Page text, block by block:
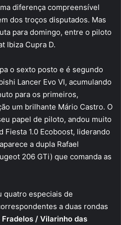
diferença compreensível
dos troços disputados. Mas
para domingo, entre o piloto
Ibiza Cupra D.
o sexto posto e é segundo
Lancer Evo VI, acumulando
para os primeiros,
um brilhante Mário Castro. O
papel de piloto, andou muito
Fiesta 1.0 Ecoboost, liderando
a dupla Rafael
206 GTi) que comanda as
quatro especiais de
a duas rondas
Fradelos / Vilarinho das